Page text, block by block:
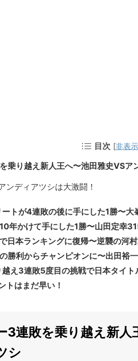
目次 [非表示
乗り越え新人王へ〜池田雅史VSア
ンディアツシは大激闘！
トが4連敗の後に手にした1勝〜大
年かけて手にした1勝〜山田定幸
日本ランキングに復帰〜逆襲の河
勝利からチャンピオンに〜出田裕
越え3連敗5度目の挑戦で日本タイ
トはまだ早い！
3連敗を乗り越え新人
シ